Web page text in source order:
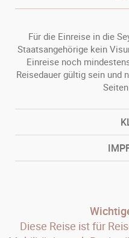
Für die Einreise in die
Staatsangehörige kein
Einreise noch
Reisedauer gültig sein und
Diese Reise ist für